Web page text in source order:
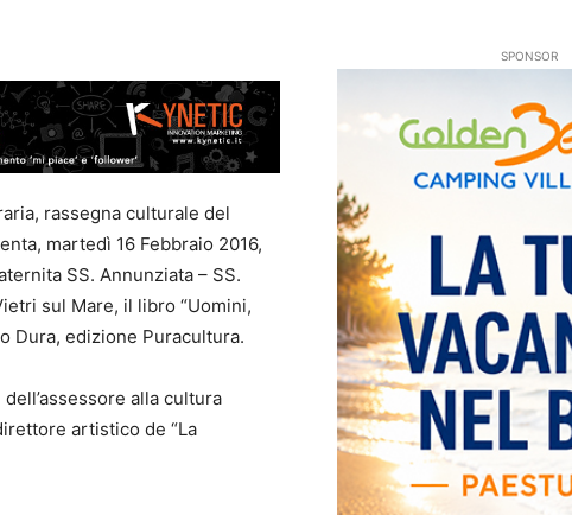
rassegna culturale del
martedì 16 Febbraio 2016,
SS. Annunziata – SS.
sul Mare, il libro “Uomini,
Dura, edizione Puracultura.
alla cultura
artistico de “La
SPONSOR